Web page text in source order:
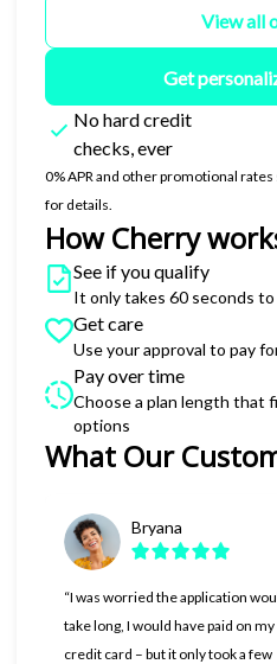
View all
Get
No hard credit
checks, ever
0% APR and other promotional
for details.
How Cherry
See if you qualify
It only takes 60 seconds
Get care
Use your approval to pay
Pay over time
Choose a plan length that
options
What Our
Bryana
“I was worried the application
take long, I would have paid on my
credit card – but it only took a few
Slide 1 of 6